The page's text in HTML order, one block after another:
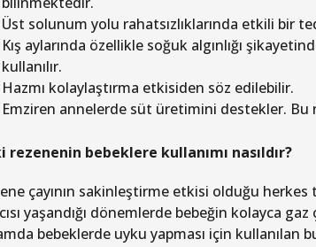
Üst solunum yolu rahatsızlıklarında etkili bir
Kış aylarında özellikle soğuk algınlığı
kullanılır.
Hazmı kolaylaştırma etkisiden söz edilebilir.
Emziren annelerde süt üretimini destekler. Bu
rezenenin bebeklere kullanımı nasıldır?
çayının sakinleştirme etkisi olduğu
yaşandığı dönemlerde bebeğin kolayca
bebeklerde uyku yapması için kullanılan